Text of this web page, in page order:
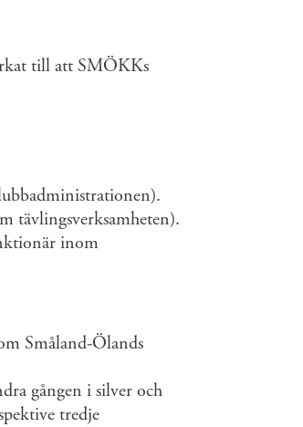
till att SMÖKKs
tävlingsverksamheten).
inom
Småland-Ölands
gången i silver och
tredje